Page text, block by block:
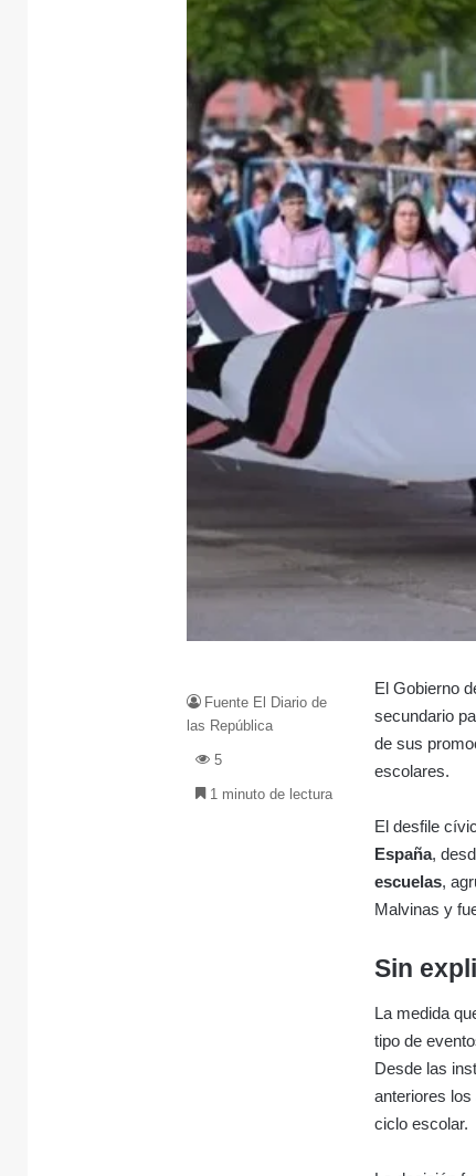
El Gobierno
secundario
de sus
escolares.
El desfile
España,
escuelas,
Malvinas y
Sin
La medida
tipo de
Desde las
anteriores
ciclo escolar.
Fuente El Diario de
las República
5
1 minuto de lectura